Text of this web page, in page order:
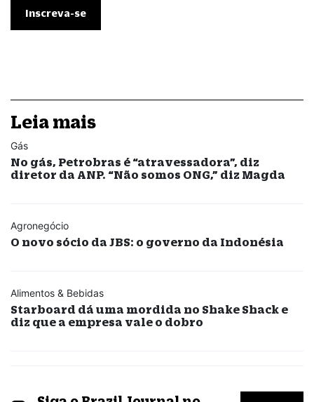
Leia mais
Gás
No gás, Petrobras é “atravessadora”, diz
diretor da ANP. “Não somos ONG,” diz Magda
Agronegócio
O novo sócio da JBS: o governo da Indonésia
Alimentos & Bebidas
Starboard dá uma mordida no Shake Shack e
diz que a empresa vale o dobro